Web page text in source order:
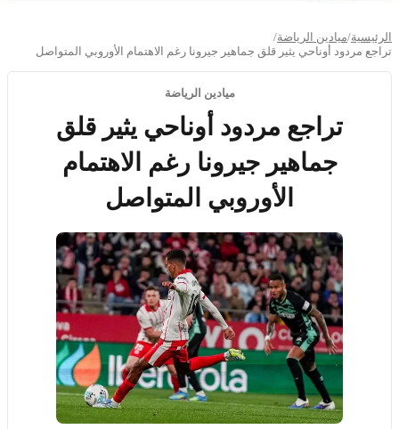
الرئيسية/ميادين الرياضة/
تراجع مردود أوناحي يثير قلق جماهير جيرونا رغم الاهتمام الأوروبي المتواصل
ميادين الرياضة
تراجع مردود أوناحي يثير قلق
جماهير جيرونا رغم الاهتمام
الأوروبي المتواصل